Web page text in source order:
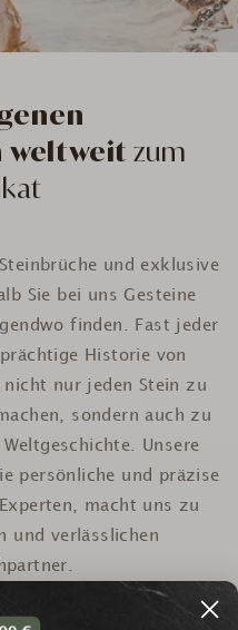
weltweit zum
und exklusive
Sie bei uns Gesteine
finden. Fast jeder
Historie von
nicht nur jeden Stein zu
sondern auch zu
Unsere
persönliche und präzise
macht uns zu
und verlässlichen